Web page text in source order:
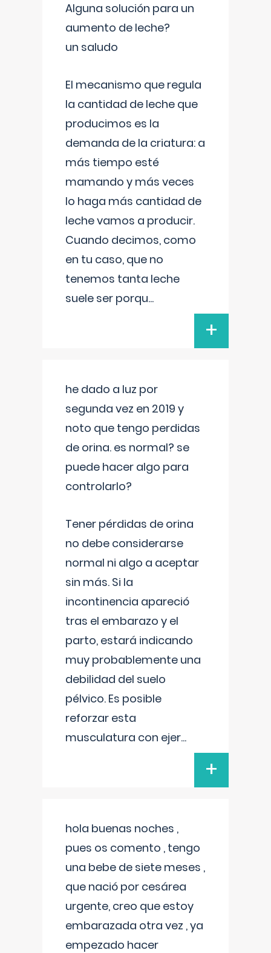
Alguna solución para un
aumento de leche?
un saludo
El mecanismo que regula
la cantidad de leche que
producimos es la
demanda de la criatura: a
más tiempo esté
mamando y más veces
lo haga más cantidad de
leche vamos a producir.
Cuando decimos, como
en tu caso, que no
tenemos tanta leche
suele ser porqu...
+
he dado a luz por
segunda vez en 2019 y
noto que tengo perdidas
de orina. es normal? se
puede hacer algo para
controlarlo?
Tener pérdidas de orina
no debe considerarse
normal ni algo a aceptar
sin más. Si la
incontinencia apareció
tras el embarazo y el
parto, estará indicando
muy probablemente una
debilidad del suelo
pélvico. Es posible
reforzar esta
musculatura con ejer...
+
hola buenas noches ,
pues os comento , tengo
una bebe de siete meses ,
que nació por cesárea
urgente, creo que estoy
embarazada otra vez , ya
empezado hacer